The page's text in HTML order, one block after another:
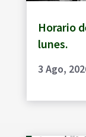
Horario
lunes.
3 Ago,